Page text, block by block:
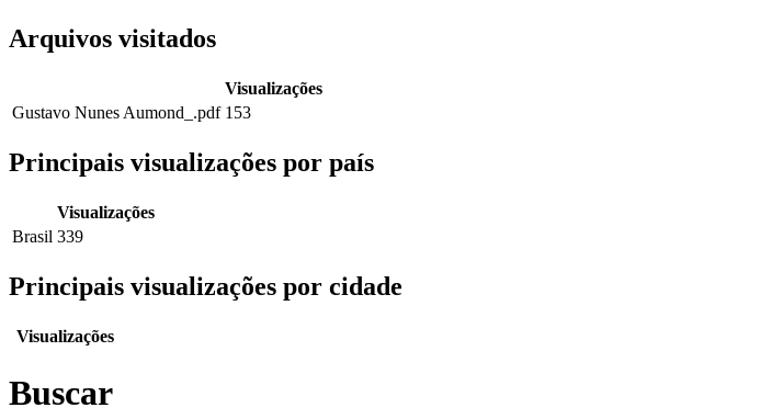
Arquivos visitados
Visualizações
Gustavo Nunes Aumond_.pdf 153
Principais visualizações por país
Visualizações
Brasil 339
Principais visualizações por cidade
Visualizações
Buscar